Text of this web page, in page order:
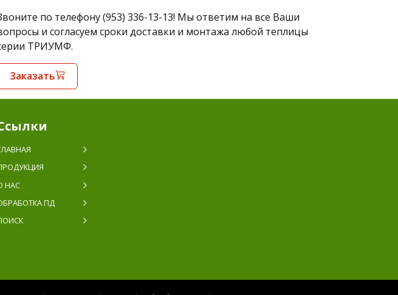
по телефону (953) 336-13-13! Мы ответим на все Ваши
и согласуем сроки доставки и монтажа любой теплицы
ТРИУМФ.
Заказать
НАС
ПД